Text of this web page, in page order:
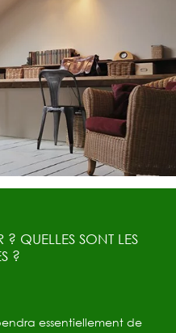
QUELLES SONT LES
?
essentiellement de